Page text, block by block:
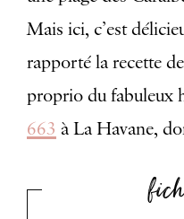
Mais ici, c’est
rapporté la recette
proprio du fabuleux
663 à La Havane,